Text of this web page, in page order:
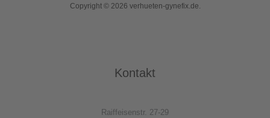
Copyright © 2026 verhueten-gynefix.de.
Kontakt
Raiffeisenstr. 27-29